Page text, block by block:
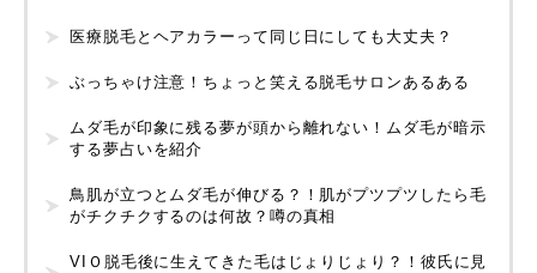
医療脱毛とヘアカラーって同じ日にしても大丈夫？
ぶっちゃけ注意！ちょっと笑える脱毛サロンあるある
ムダ毛が印象に残る夢が頭から離れない！ムダ毛が暗示
する夢占いを紹介
鳥肌が立つとムダ毛が伸びる？！肌がプツプツしたら毛
がチクチクするのは何故？噂の真相
VIＯ脱毛後に生えてきた毛はじょりじょり？！彼氏に見